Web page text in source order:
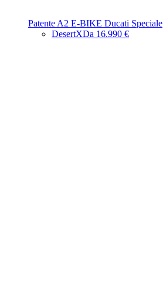
Patente A2 E-BIKE Ducati Speciale
DesertXDa 16.990 €